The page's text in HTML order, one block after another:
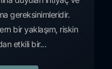
gereksinimleridir.
bir yaklaşım, riskin
etkili bir...